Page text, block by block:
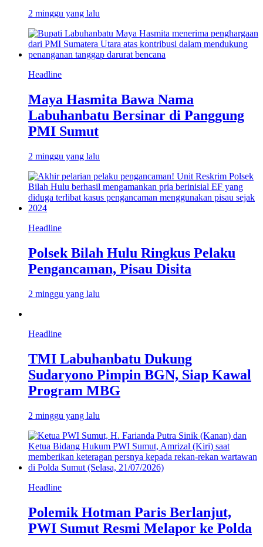
2 minggu yang lalu
Headline
Maya Hasmita Bawa Nama
Labuhanbatu Bersinar di Panggung
PMI Sumut
2 minggu yang lalu
Headline
Polsek Bilah Hulu Ringkus Pelaku
Pengancaman, Pisau Disita
2 minggu yang lalu
Headline
TMI Labuhanbatu Dukung
Sudaryono Pimpin BGN, Siap Kawal
Program MBG
2 minggu yang lalu
Headline
Polemik Hotman Paris Berlanjut,
PWI Sumut Resmi Melapor ke Polda